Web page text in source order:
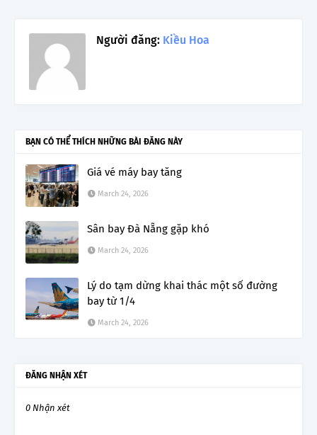
Người đăng: Kiều Hoa
BẠN CÓ THỂ THÍCH NHỮNG BÀI ĐĂNG NÀY
Giá vé máy bay tăng
March 24, 2026
Sân bay Đà Nẵng gặp khó
March 24, 2026
Lý do tạm dừng khai thác một số đường
bay từ 1/4
March 24, 2026
ĐĂNG NHẬN XÉT
0 Nhận xét